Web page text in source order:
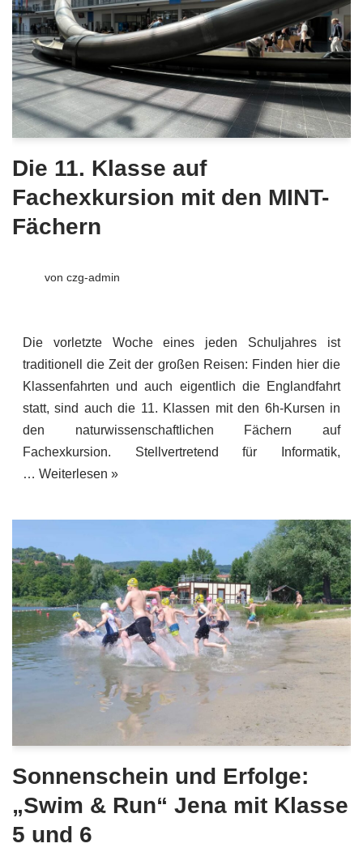
Die 11. Klasse auf
Fachexkursion mit den MINT-
Fächern
von czg-admin
Die vorletzte Woche eines jeden Schuljahres ist
traditionell die Zeit der großen Reisen: Finden hier die
Klassenfahrten und auch eigentlich die Englandfahrt
statt, sind auch die 11. Klassen mit den 6h-Kursen in
den naturwissenschaftlichen Fächern auf
Fachexkursion. Stellvertretend für Informatik,
… Weiterlesen »
Sonnenschein und Erfolge:
„Swim & Run“ Jena mit Klasse
5 und 6